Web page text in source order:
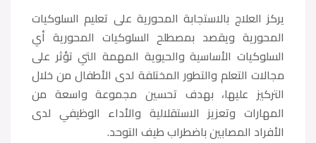
يركز العلاج بالاستجابة المحورية على تعليم السلوكيات
المحورية ويقصد بمصطلح السلوكيات المحورية أي
السلوكيات الأساسية والحيوية المهمة التي تؤثر على
مجالات التعلم والتطور المختلفة لدى الأطفال من خلال
التركيز عليها، بهدف تحسين مجموعة واسعة من
المهارات وتعزيز الاستقلالية والأداء الوظيفي لدى
الأفراد المصابين باضطراب طيف التوحد.